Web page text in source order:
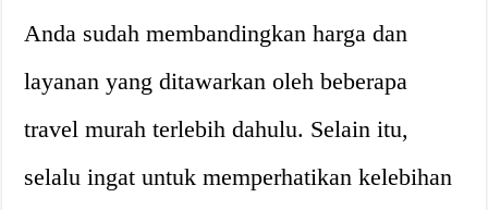
Anda sudah membandingkan harga dan
layanan yang ditawarkan oleh beberapa
travel murah terlebih dahulu. Selain itu,
selalu ingat untuk memperhatikan kelebihan